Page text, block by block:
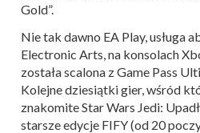
Gold”.
Nie tak dawno EA Play, usługa
Electronic Arts, na konsolach
została scalona z Game Pass
Kolejne dziesiątki gier, wśród
znakomite Star Wars Jedi:
starsze edycje FIFY (od 20